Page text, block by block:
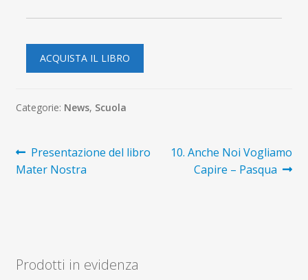
ACQUISTA IL LIBRO
Categorie: News, Scuola
Navigazione
articoli
Articolo
precedente:
Presentazione del libro
Mater Nostra
Articolo
successivo:
10. Anche Noi Vogliamo
Capire – Pasqua
Prodotti in evidenza